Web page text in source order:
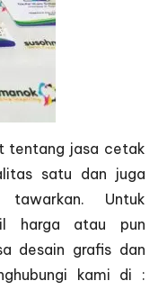
tentang jasa cetak
satu dan juga
Untuk
harga atau pun
desain grafis dan
kami di :